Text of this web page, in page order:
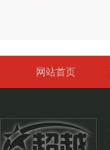
网站首页